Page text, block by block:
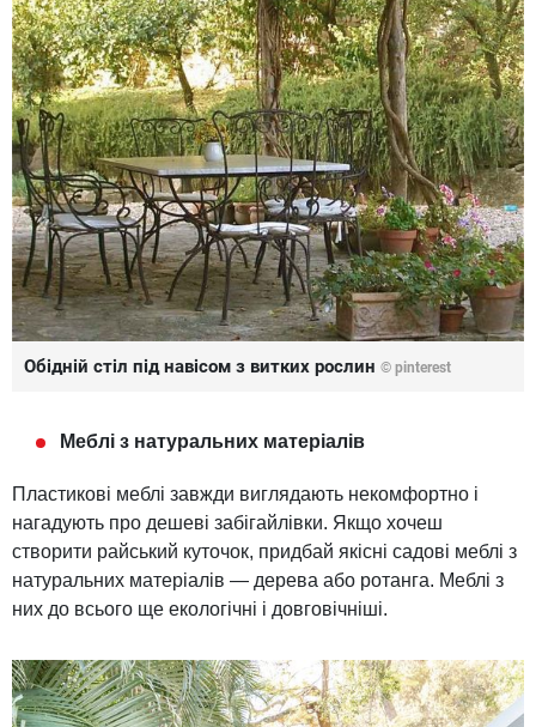
Обідній стіл під навісом з витких рослин © pinterest
Меблі з натуральних матеріалів
Пластикові меблі завжди виглядають некомфортно і
нагадують про дешеві забігайлівки. Якщо хочеш
створити райський куточок, придбай якісні садові меблі з
натуральних матеріалів — дерева або ротанга. Меблі з
них до всього ще екологічні і довговічніші.